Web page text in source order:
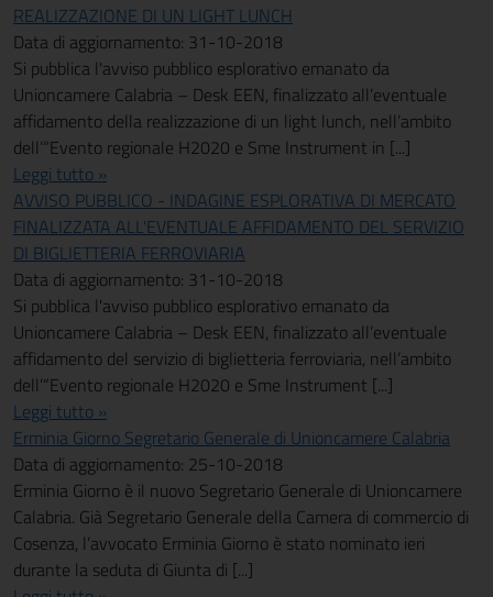
REALIZZAZIONE DI UN LIGHT LUNCH
Data di aggiornamento: 31-10-2018
Si pubblica l'avviso pubblico esplorativo emanato da
Unioncamere Calabria – Desk EEN, finalizzato all’eventuale
affidamento della realizzazione di un light lunch, nell’ambito
dell’“Evento regionale H2020 e Sme Instrument in [...]
Leggi tutto »
AVVISO PUBBLICO - INDAGINE ESPLORATIVA DI MERCATO
FINALIZZATA ALL'EVENTUALE AFFIDAMENTO DEL SERVIZIO
DI BIGLIETTERIA FERROVIARIA
Data di aggiornamento: 31-10-2018
Si pubblica l'avviso pubblico esplorativo emanato da
Unioncamere Calabria – Desk EEN, finalizzato all’eventuale
affidamento del servizio di biglietteria ferroviaria, nell’ambito
dell’“Evento regionale H2020 e Sme Instrument [...]
Leggi tutto »
Erminia Giorno Segretario Generale di Unioncamere Calabria
Data di aggiornamento: 25-10-2018
Erminia Giorno è il nuovo Segretario Generale di Unioncamere
Calabria. Già Segretario Generale della Camera di commercio di
Cosenza, l’avvocato Erminia Giorno è stato nominato ieri
durante la seduta di Giunta di [...]